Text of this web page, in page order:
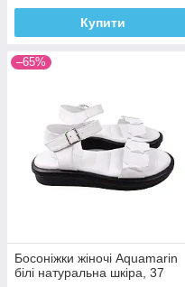
Купити
–65%
Босоніжки жіночі Aquamarin
білі натуральна шкіра, 37